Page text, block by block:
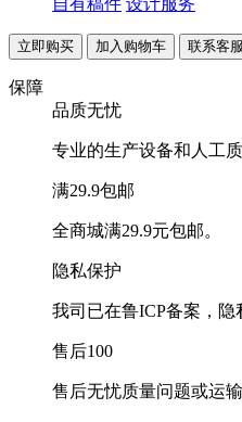
联系客服
保障
品质无忧
专业的生产设备和人工质
满29.9包邮
全商城满29.9元包邮。
隐私保护
我司已在鲁ICP备案，隐
售后100
售后无忧质量问题或运